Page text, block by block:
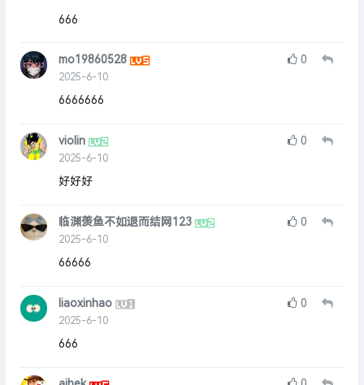
666
mo19860528
2025-6-10
0
6666666
violin
2025-6-10
0
好好好
临渊羡鱼不如退而结网123
2025-6-10
0
66666
liaoxinhao
2025-6-10
0
666